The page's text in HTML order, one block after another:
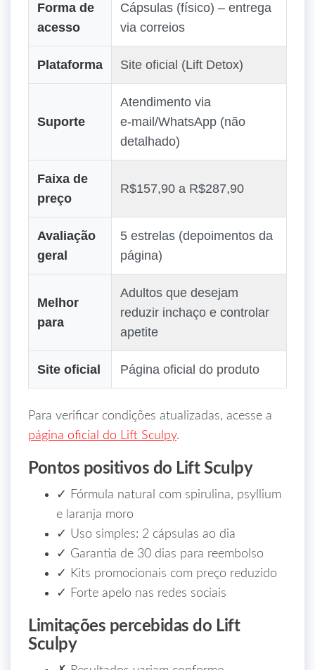
Forma de
acesso
Cápsulas (físico) – entrega
via correios
Plataforma Site oficial (Lift Detox)
Suporte
Atendimento via
e‑mail/WhatsApp (não
detalhado)
Faixa de
preço
R$157,90 a R$287,90
Avaliação
geral
5 estrelas (depoimentos da
página)
Melhor
para
Adultos que desejam
reduzir inchaço e controlar
apetite
Site oficial Página oficial do produto
Para verificar condições atualizadas, acesse a
página oficial do Lift Sculpy.
Pontos positivos do Lift Sculpy
✓ Fórmula natural com spirulina, psyllium
e laranja moro
✓ Uso simples: 2 cápsulas ao dia
✓ Garantia de 30 dias para reembolso
✓ Kits promocionais com preço reduzido
✓ Forte apelo nas redes sociais
Limitações percebidas do Lift
Sculpy